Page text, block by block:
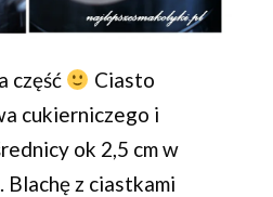
część
Ciasto
cukierniczego i
ok 2,5 cm w
Blachę z ciastkami